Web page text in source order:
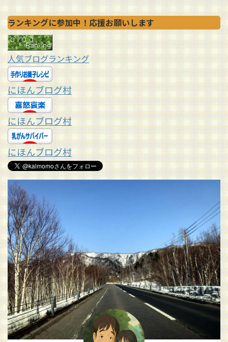
ランキングに参加中！応援お願いします
人気ブログランキング
にほんブログ村
にほんブログ村
にほんブログ村